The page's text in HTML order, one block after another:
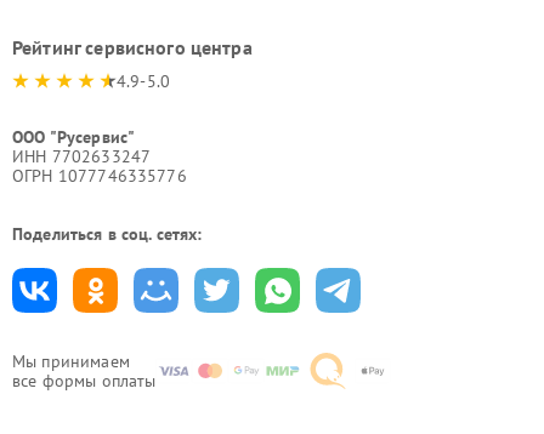
Мы принимаем
все формы оплаты
Рейтинг сервисного центра
4.9-5.0
ООО "Русервис"
ИНН 7702633247
ОГРН 1077746335776
Поделиться в соц. сетях: